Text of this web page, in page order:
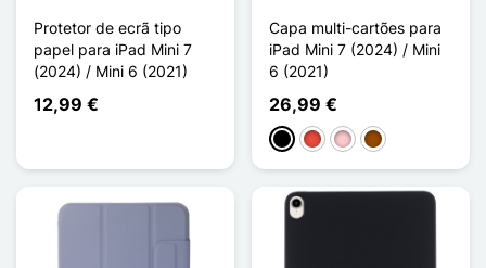
Protetor de ecrã tipo
papel para iPad Mini 7
(2024) / Mini 6 (2021)
12,99 €
Capa multi-cartões para
iPad Mini 7 (2024) / Mini
6 (2021)
26,99 €
PretoVermelho
RosaCastanho